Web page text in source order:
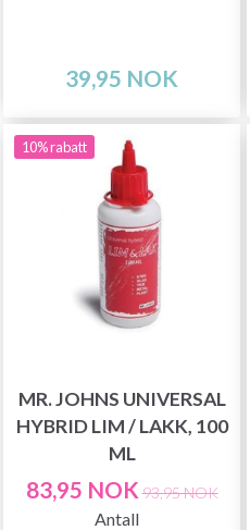
39,95 NOK
10% rabatt
MR. JOHNS UNIVERSAL
HYBRID LIM / LAKK, 100
ML
83,95 NOK 93,95 NOK
Antall